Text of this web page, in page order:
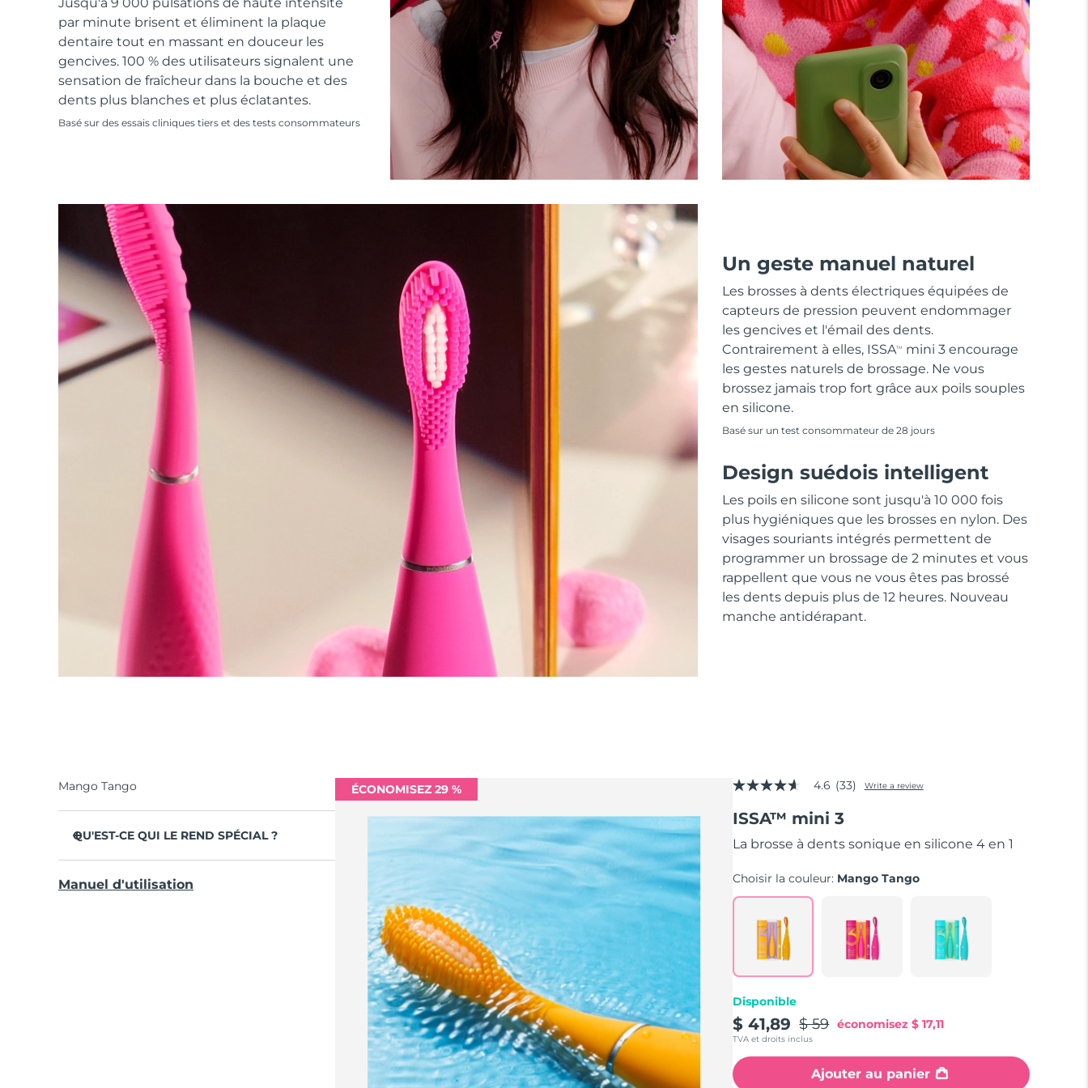
Jusqu'à 9 000 pulsations de haute intensité
par minute brisent et éliminent la plaque
dentaire tout en massant en douceur les
gencives. 100 % des utilisateurs signalent une
sensation de fraîcheur dans la bouche et des
dents plus blanches et plus éclatantes.
Basé sur des essais cliniques tiers et des tests consommateurs
Un geste manuel naturel
Les brosses à dents électriques équipées de
capteurs de pression peuvent endommager
les gencives et l'émail des dents.
Contrairement à elles, ISSATM
mini 3 encourage
les gestes naturels de brossage. Ne vous
brossez jamais trop fort grâce aux poils souples
en silicone.
Basé sur un test consommateur de 28 jours
Design suédois intelligent
Les poils en silicone sont jusqu'à 10 000 fois
plus hygiéniques que les brosses en nylon. Des
visages souriants intégrés permettent de
programmer un brossage de 2 minutes et vous
rappellent que vous ne vous êtes pas brossé
les dents depuis plus de 12 heures. Nouveau
manche antidérapant.
ÉCONOMISEZ 29 %
4.6
of
stars,
value.
Read
Reviews.
Same
page
link.
4.6 (33) Write a review
ISSA™ mini 3
La brosse à dents sonique en silicone 4 en 1
Choisir la couleur: Mango Tango
Disponible
$ 41,89 $ 59 économisez$ 17,11
TVA et droits inclus
Ajouter au panier
Mango Tango
QU'EST-CE QUI LE REND SPÉCIAL ?
l'hygiène buccale globale de 140 %.
Manuel d'utilisation
All acne treatment devices
All revitalizing eye massagers
Soins de la peau KIWI™
Advanced pore care essentials
Serum
For healthy hair
issa™ Teeth Whitening Gel
18% PAP
Cosmétiques
Hommes
FOREO APP
À PROPROS